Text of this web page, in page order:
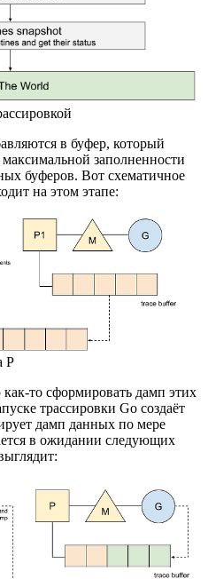
в буфер, который
заполненности
буферов. Вот схематичное
на этом этапе:
P
то сформировать дамп этих
трассировки Go создаёт
дамп данных по мере
в ожидании следующих